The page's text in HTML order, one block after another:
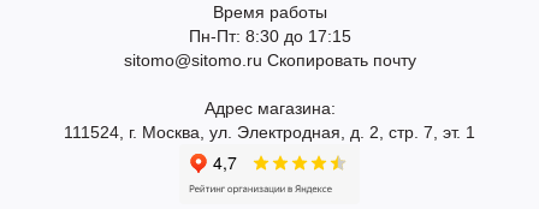
Время работы
Пн-Пт: 8:30 до 17:15
sitomo@sitomo.ru Скопировать почту
Адрес магазина:
111524, г. Москва, ул. Электродная, д. 2, стр. 7, эт. 1